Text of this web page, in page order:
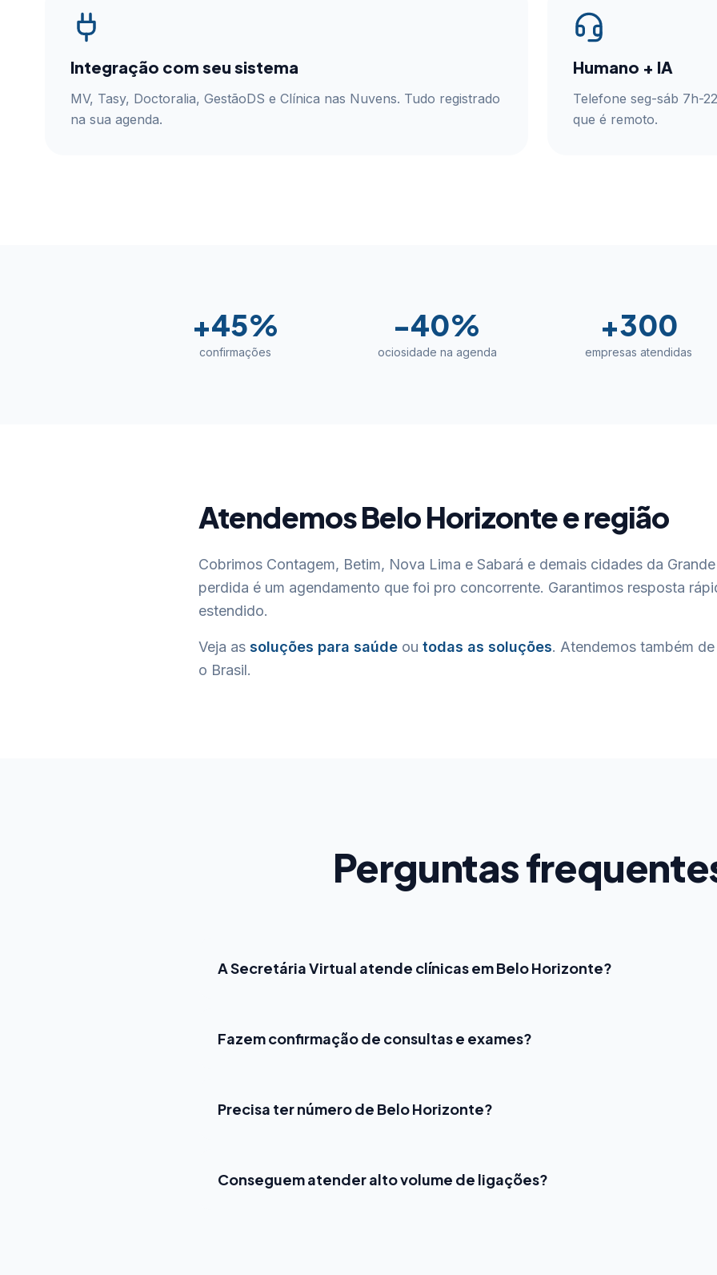
Integração com seu sistema
MV, Tasy, Doctoralia, GestãoDS e Clínica nas Nuvens. Tudo registrado
na sua agenda.
Humano + IA
Telefone seg-sáb 7h-
que é remoto.
+45%
confirmações
-40%
ociosidade na agenda
+300
empresas atendidas
Atendemos Belo Horizonte e região
Cobrimos Contagem, Betim, Nova Lima e Sabará e demais cidades da
perdida é um agendamento que foi pro concorrente. Garantimos resposta
estendido.
Veja as soluções para saúde ou todas as soluções. Atendemos também
o Brasil.
Perguntas
A Secretária Virtual atende clínicas em Belo Horizonte?
Fazem confirmação de consultas e exames?
Precisa ter número de Belo Horizonte?
Conseguem atender alto volume de ligações?